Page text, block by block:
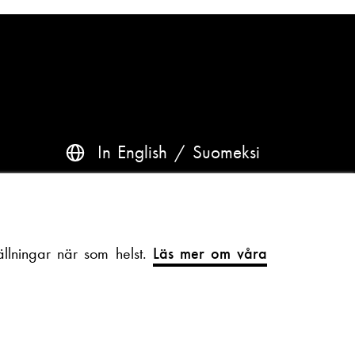
när som helst. Läs mer om våra
In English Suomeksi
Tillgänglighet och dataskydd